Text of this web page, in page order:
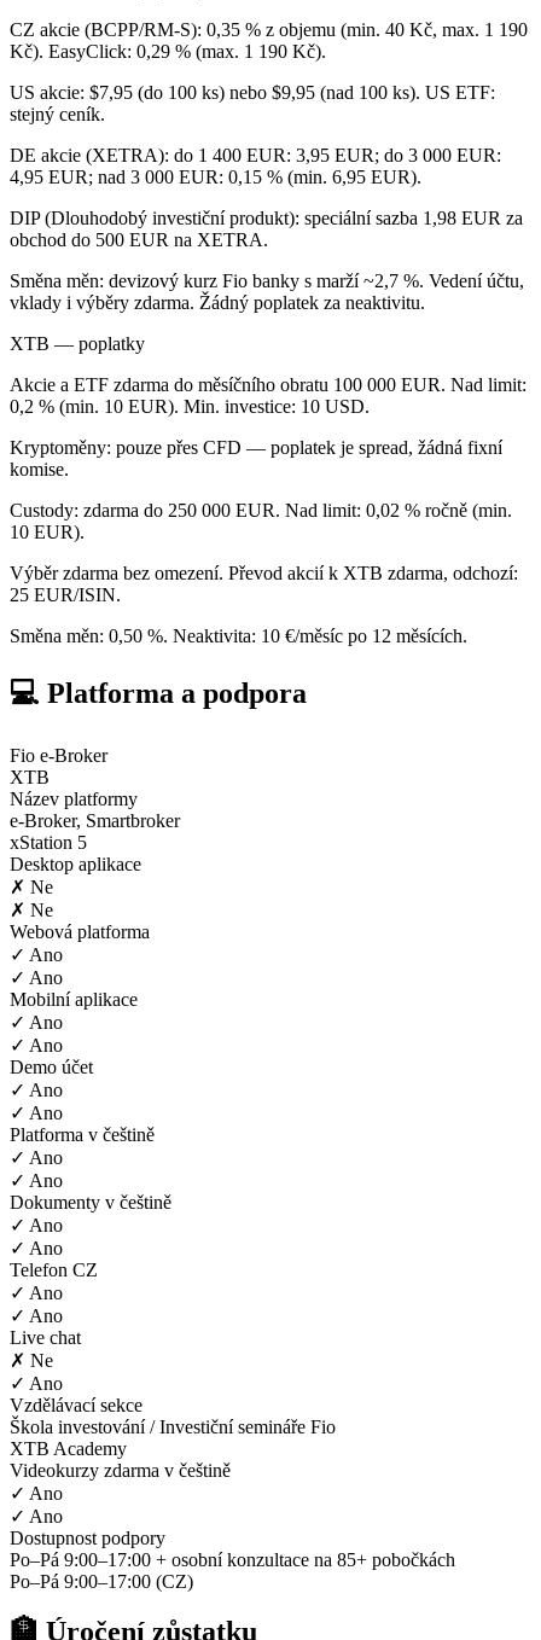
CZ akcie (BCPP/RM-S): 0,35 % z objemu (min. 40 Kč, max. 1 190
Kč). EasyClick: 0,29 % (max. 1 190 Kč).
US akcie: $7,95 (do 100 ks) nebo $9,95 (nad 100 ks). US ETF:
stejný ceník.
DE akcie (XETRA): do 1 400 EUR: 3,95 EUR; do 3 000 EUR:
4,95 EUR; nad 3 000 EUR: 0,15 % (min. 6,95 EUR).
DIP (Dlouhodobý investiční produkt): speciální sazba 1,98 EUR za
obchod do 500 EUR na XETRA.
Směna měn: devizový kurz Fio banky s marží ~2,7 %. Vedení účtu,
vklady i výběry zdarma. Žádný poplatek za neaktivitu.
XTB — poplatky
Akcie a ETF zdarma do měsíčního obratu 100 000 EUR. Nad limit:
0,2 % (min. 10 EUR). Min. investice: 10 USD.
Kryptoměny: pouze přes CFD — poplatek je spread, žádná fixní
komise.
Custody: zdarma do 250 000 EUR. Nad limit: 0,02 % ročně (min.
10 EUR).
Výběr zdarma bez omezení. Převod akcií k XTB zdarma, odchozí:
25 EUR/ISIN.
Směna měn: 0,50 %. Neaktivita: 10 €/měsíc po 12 měsících.
💻 Platforma a podpora
Fio e-Broker
XTB
Název platformy
e-Broker, Smartbroker
xStation 5
Desktop aplikace
✗ Ne
✗ Ne
Webová platforma
✓ Ano
✓ Ano
Mobilní aplikace
✓ Ano
✓ Ano
Demo účet
✓ Ano
✓ Ano
Platforma v češtině
✓ Ano
✓ Ano
Dokumenty v češtině
✓ Ano
✓ Ano
Telefon CZ
✓ Ano
✓ Ano
Live chat
✗ Ne
✓ Ano
Vzdělávací sekce
Škola investování / Investiční semináře Fio
XTB Academy
Videokurzy zdarma v češtině
✓ Ano
✓ Ano
Dostupnost podpory
Po–Pá 9:00–17:00 + osobní konzultace na 85+ pobočkách
Po–Pá 9:00–17:00 (CZ)
🏦 Úročení zůstatku